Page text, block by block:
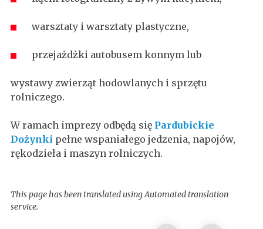
warsztaty i warsztaty plastyczne,
przejażdżki autobusem konnym lub
wystawy zwierząt hodowlanych i sprzętu
rolniczego.
W ramach imprezy odbędą się Pardubickie
Dożynki pełne wspaniałego jedzenia, napojów,
rękodzieła i maszyn rolniczych.
This page has been translated using Automated translation
service.